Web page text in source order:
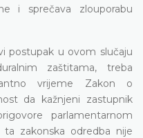
i sprečava zlouporabu
postupak u ovom slučaju
zaštitama, treba
vrijeme Zakon o
da kažnjeni zastupnik
parlamentarnom
zakonska odredba nije